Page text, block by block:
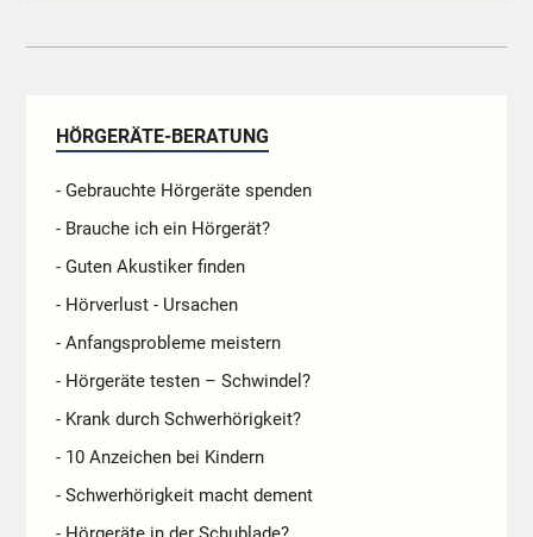
HÖRGERÄTE-BERATUNG
- Gebrauchte Hörgeräte spenden
- Brauche ich ein Hörgerät?
- Guten Akustiker finden
- Hörverlust - Ursachen
- Anfangsprobleme meistern
- Hörgeräte testen – Schwindel?
- Krank durch Schwerhörigkeit?
- 10 Anzeichen bei Kindern
- Schwerhörigkeit macht dement